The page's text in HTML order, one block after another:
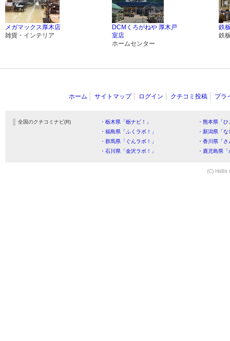
メガマックス厚木店
雑貨・インテリア
DCMくろがねや 厚木戸
室店
ホームセンター
鉄
鉄
ホーム サイトマップ ログイン クチコミ投稿 プラ
全国のクチコミナビ(R) ・栃木県「栃ナビ！」
・熊本県「
・福島県「ふくラボ！」
・新潟県「
・群馬県「ぐんラボ！」
・香川県「
・石川県「金沢ラボ！」
・鹿児島県
(C) HitBit